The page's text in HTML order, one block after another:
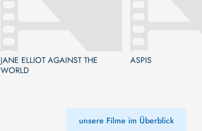
JANE ELLIOT AGAINST THE
WORLD
ASPIS
unsere Filme im Überblick